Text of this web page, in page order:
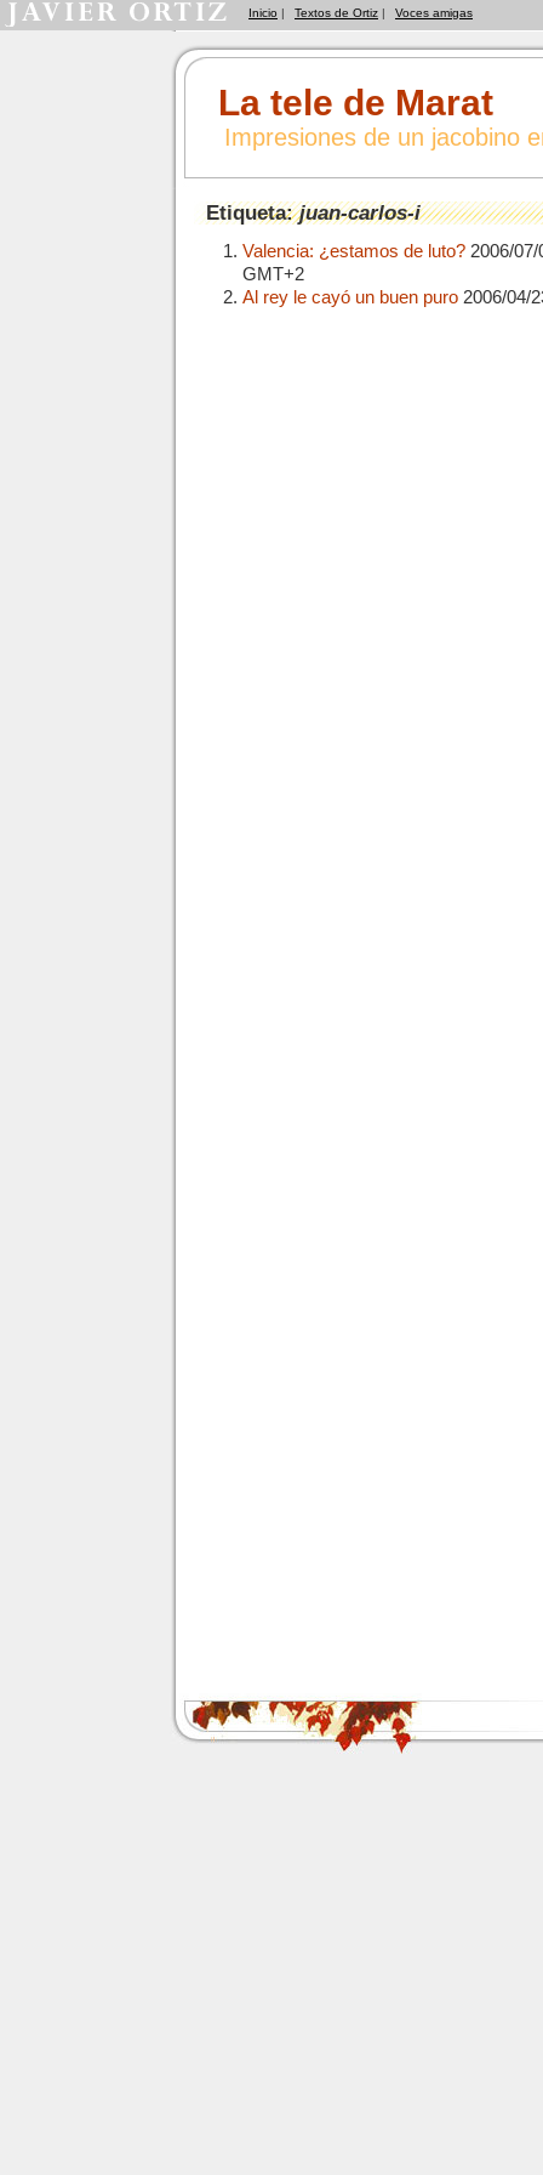
Inicio | Textos de Ortiz | Voces amigas
La tele de Marat
Impresiones de un jacobino
Etiqueta:juan-carlos-i
Valencia: ¿estamos de luto? 2006/
GMT+2
Al rey le cayó un buen puro 2006/04/